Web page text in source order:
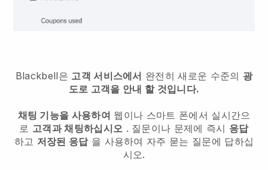
Blackbell은 고객 서비스에서 완전히 새로운 수준의 광
도로 고객을 안내 할 것입니다.
채팅 기능을 사용하여 웹이나 스마트 폰에서 실시간으
로 고객과 채팅하십시오 . 질문이나 문제에 즉시 응답
하고 저장된 응답을 사용하여 자주 묻는 질문에 답하십
시오.